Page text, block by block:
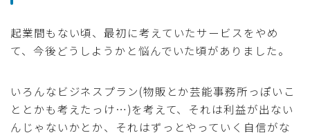
起業間もない頃、最初に考えていたサービスをやめ
て、今後どうしようかと悩んでいた頃がありました。
いろんなビジネスプラン(物販とか芸能事務所っぽいこ
ととかも考えたっけ…)を考えて、それは利益が出ない
んじゃないかとか、それはずっとやっていく自信がな